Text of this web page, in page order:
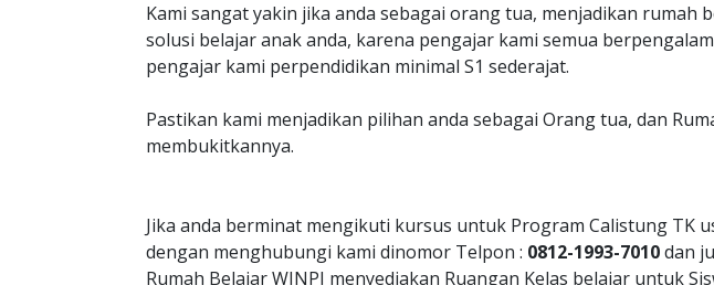
Kami sangat yakin jika anda sebagai orang tua, menjadikan rumah
solusi belajar anak anda, karena pengajar kami semua
pengajar kami perpendidikan minimal S1 sederajat.
Pastikan kami menjadikan pilihan anda sebagai Orang tua, dan
membukitkannya.
Jika anda berminat mengikuti kursus untuk Program Calistung TK
dengan menghubungi kami dinomor Telpon : 0812-1993-7010dan
Rumah Belajar WINPI menyediakan Ruangan Kelas belajar untuk